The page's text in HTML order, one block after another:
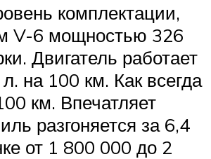
комплектации,
V-6 мощностью 326
Двигатель работает
на 100 км. Как всегда
км. Впечатляет
разгоняется за 6,4
от 1 800 000 до 2